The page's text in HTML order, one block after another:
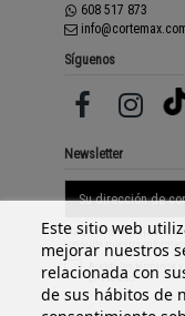
608 517 873
Este sitio web
mejorar nuestros
relacionada con
de sus hábitos de
Síguenos
Newsletter
Puede darse de baja en
consulte nuestra
Acepto los
términos y
privacidad